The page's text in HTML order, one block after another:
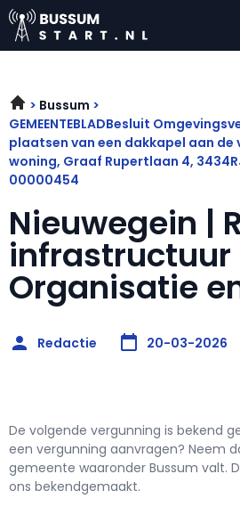
Bussum
GEMEENTEBLADBesluit
plaatsen van een dakkapel aan de
woning, Graaf Rupertlaan 4,
00000454
Nieuwegein |
infrastructuur
Organisatie
Redactie 20-03-2026
De volgende vergunning is bekend
een vergunning aanvragen? Neem
gemeente waaronder Bussum valt.
ons bekendgemaakt.